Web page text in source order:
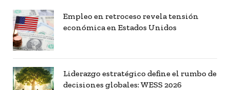
Empleo en retroceso revela tensión
económica en Estados Unidos
Liderazgo estratégico define el rumbo de
decisiones globales: WESS 2026